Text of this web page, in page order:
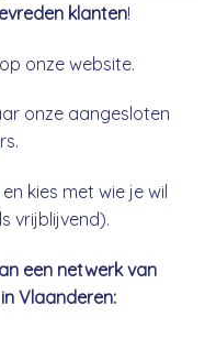
klanten!
onze website.
onze aangesloten
kies met wie je wil
vrijblijvend).
een netwerk van
Vlaanderen: